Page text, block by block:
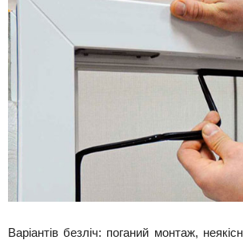
Варіантів безліч: поганий монтаж,